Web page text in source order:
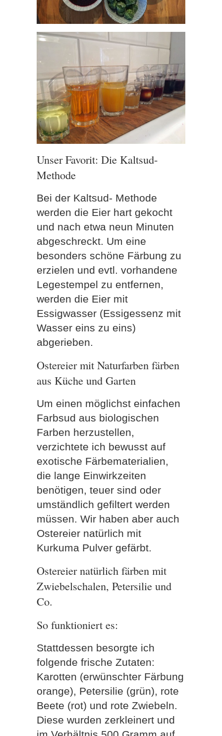
Unser Favorit: Die Kaltsud-
Methode
Bei der Kaltsud- Methode
werden die Eier hart gekocht
und nach etwa neun Minuten
abgeschreckt. Um eine
besonders schöne Färbung zu
erzielen und evtl. vorhandene
Legestempel zu entfernen,
werden die Eier mit
Essigwasser (Essigessenz mit
Wasser eins zu eins)
abgerieben.
Ostereier mit Naturfarben färben
aus Küche und Garten
Um einen möglichst einfachen
Farbsud aus biologischen
Farben herzustellen,
verzichtete ich bewusst auf
exotische Färbematerialien,
die lange Einwirkzeiten
benötigen, teuer sind oder
umständlich gefiltert werden
müssen. Wir haben aber auch
Ostereier natürlich mit
Kurkuma Pulver gefärbt.
Ostereier natürlich färben mit
Zwiebelschalen, Petersilie und
Co.
So funktioniert es:
Stattdessen besorgte ich
folgende frische Zutaten:
Karotten (erwünschter Färbung
orange), Petersilie (grün), rote
Beete (rot) und rote Zwiebeln.
Diese wurden zerkleinert und